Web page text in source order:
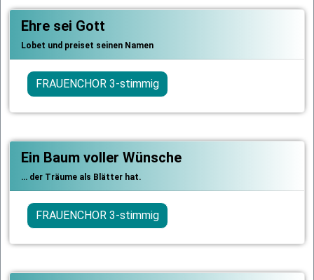
Ehre sei Gott
Lobet und preiset seinen Namen
FRAUENCHOR 3-stimmig
Ein Baum voller Wünsche
… der Träume als Blätter hat.
FRAUENCHOR 3-stimmig